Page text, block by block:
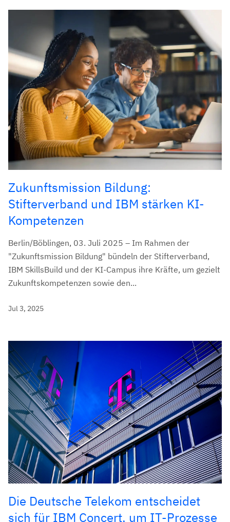
Zukunftsmission Bildung:
Stifterverband und IBM stärken KI-
Kompetenzen
Berlin/Böblingen, 03. Juli 2025 – Im Rahmen der
"Zukunftsmission Bildung" bündeln der Stifterverband,
IBM SkillsBuild und der KI-Campus ihre Kräfte, um gezielt
Zukunftskompetenzen sowie den...
Jul 3, 2025
Die Deutsche Telekom entscheidet
sich für IBM Concert, um IT-Prozesse